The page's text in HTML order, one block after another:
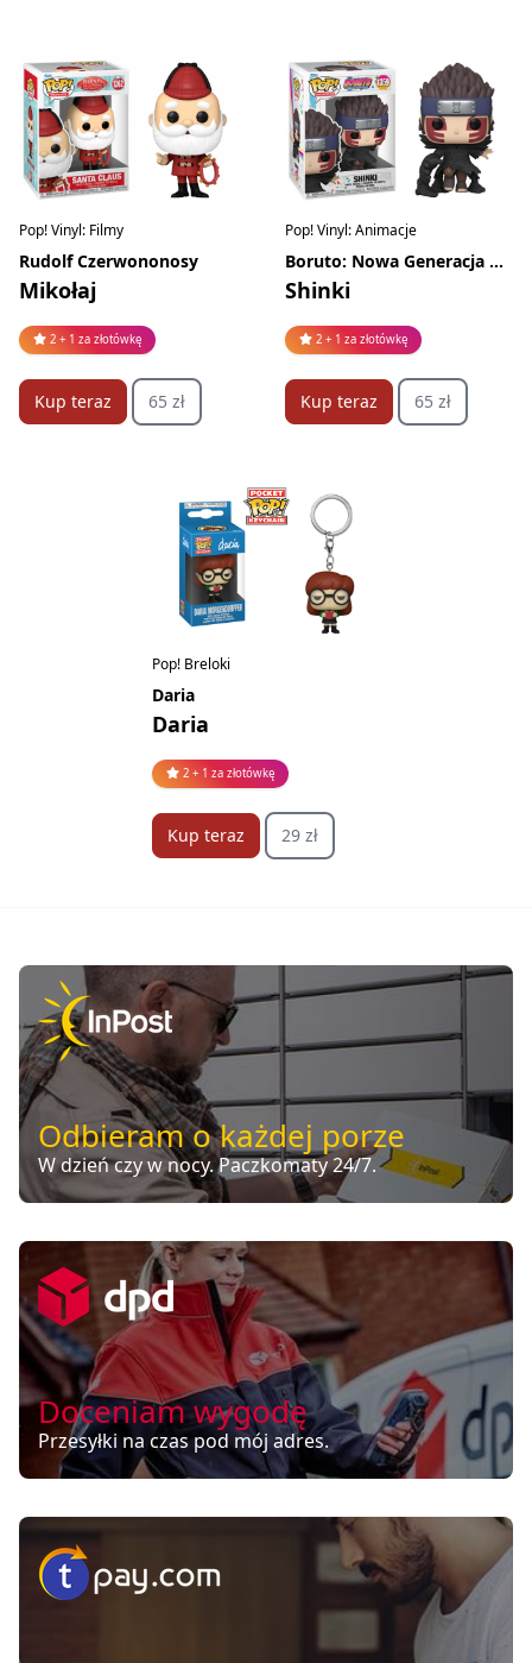
Pop! Vinyl: Filmy
Rudolf Czerwononosy
Mikołaj
2 + 1 za złotówkę
Kup teraz 65 zł
Pop! Vinyl: Animacje
Boruto: Nowa Generacja Naruto
Shinki
2 + 1 za złotówkę
Kup teraz 65 zł
Pop! Breloki
Daria
Daria
2 + 1 za złotówkę
Kup teraz 29 zł
Odbieram o każdej porze
W dzień czy w nocy. Paczkomaty 24/7.
Doceniam wygodę
Przesyłki na czas pod mój adres.